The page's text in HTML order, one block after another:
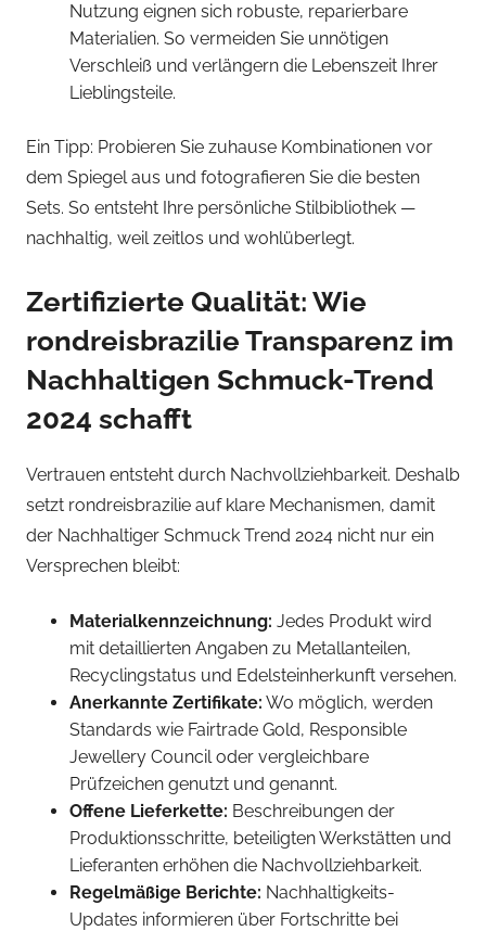
Nutzung eignen sich robuste, reparierbare
Materialien. So vermeiden Sie unnötigen
Verschleiß und verlängern die Lebenszeit Ihrer
Lieblingsteile.
Ein Tipp: Probieren Sie zuhause Kombinationen vor
dem Spiegel aus und fotografieren Sie die besten
Sets. So entsteht Ihre persönliche Stilbibliothek —
nachhaltig, weil zeitlos und wohlüberlegt.
Zertifizierte Qualität: Wie
rondreisbrazilie Transparenz im
Nachhaltigen Schmuck-Trend
2024 schafft
Vertrauen entsteht durch Nachvollziehbarkeit. Deshalb
setzt rondreisbrazilie auf klare Mechanismen, damit
der Nachhaltiger Schmuck Trend 2024 nicht nur ein
Versprechen bleibt:
Materialkennzeichnung: Jedes Produkt wird
mit detaillierten Angaben zu Metallanteilen,
Recyclingstatus und Edelsteinherkunft versehen.
Anerkannte Zertifikate: Wo möglich, werden
Standards wie Fairtrade Gold, Responsible
Jewellery Council oder vergleichbare
Prüfzeichen genutzt und genannt.
Offene Lieferkette: Beschreibungen der
Produktionsschritte, beteiligten Werkstätten und
Lieferanten erhöhen die Nachvollziehbarkeit.
Regelmäßige Berichte: Nachhaltigkeits-
Updates informieren über Fortschritte bei